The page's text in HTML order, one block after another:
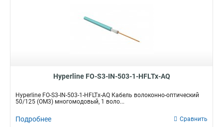
Hyperline FO-S3-IN-503-1-HFLTx-AQ
Hyperline FO-S3-IN-503-1-HFLTx-AQ Кабель волоконно-оптический
50/125 (OM3) многомодовый, 1 воло...
Подробнее Сравнить